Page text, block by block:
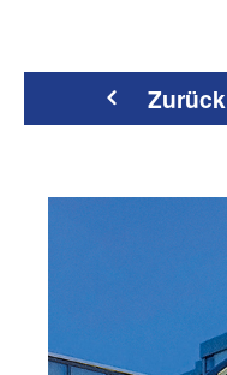
Zurück